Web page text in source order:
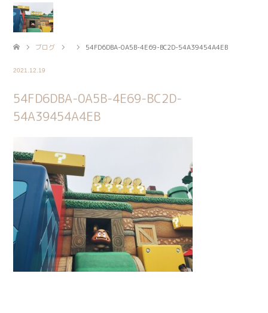
ブログ 54FD6DBA-0A5B-4E69-BC2D-54A39454A4EB
2021.12.19
54FD6DBA-0A5B-4E69-BC2D-
54A39454A4EB